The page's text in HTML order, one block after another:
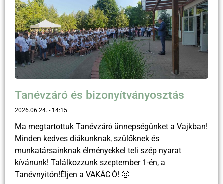
Tanévzáró és bizonyítványosztás
2026.06.24. 14:15
Ma megtartottuk Tanévzáró ünnepségünket a Vajkban!
Minden kedves diákunknak, szülőknek és
munkatársainknak élményekkel teli szép nyarat
kívánunk! Találkozzunk szeptember 1-én, a
Tanévnyitón!Éljen a VAKÁCIÓ! 🙂